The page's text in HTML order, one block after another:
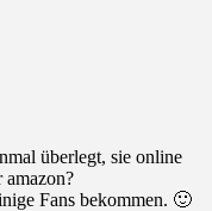
überlegt, sie online
amazon?
Fans bekommen. 🙂